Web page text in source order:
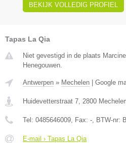
BEKIJK VOLLEDIG PROFIEL
Tapas La Qia
Niet gevestigd in de plaats
Henegouwen.
Antwerpen » Mechelen | Google
Huidevetterstraat 7 2800
Tel: 0485646009 , Fax: - , BTW-nr:
E-mail › Tapas La Qia